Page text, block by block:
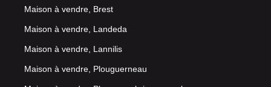
Maison à vendre, Brest
Maison à vendre, Landeda
Maison à vendre, Lannilis
Maison à vendre, Plouguerneau